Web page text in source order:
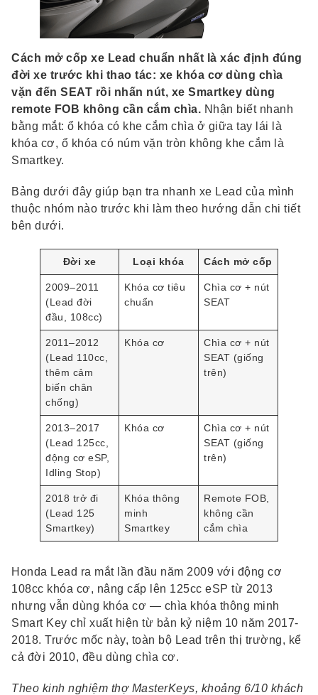
Cách mở cốp xe Lead chuẩn nhất là xác định đúng
đời xe trước khi thao tác: xe khóa cơ dùng chìa
vặn đến SEAT rồi nhấn nút, xe Smartkey dùng
remote FOB không cần cắm chìa. Nhận biết nhanh
bằng mắt: ổ khóa có khe cắm chìa ở giữa tay lái là
khóa cơ, ổ khóa có núm vặn tròn không khe cắm là
Smartkey.
Bảng dưới đây giúp bạn tra nhanh xe Lead của mình
thuộc nhóm nào trước khi làm theo hướng dẫn chi tiết
bên dưới.
Đời xe Loại khóa Cách mở cốp
2009–2011
(Lead đời
đầu, 108cc)
Khóa cơ tiêu
chuẩn
Chìa cơ + nút
SEAT
2011–2012
(Lead 110cc,
thêm cảm
biến chân
chống)
Khóa cơ
Chìa cơ + nút
SEAT (giống
trên)
2013–2017
(Lead 125cc,
động cơ eSP,
Idling Stop)
Khóa cơ
Chìa cơ + nút
SEAT (giống
trên)
2018 trở đi
(Lead 125
Smartkey)
Khóa thông
minh
Smartkey
Remote FOB,
không cần
cắm chìa
Honda Lead ra mắt lần đầu năm 2009 với động cơ
108cc khóa cơ, nâng cấp lên 125cc eSP từ 2013
nhưng vẫn dùng khóa cơ — chìa khóa thông minh
Smart Key chỉ xuất hiện từ bản kỷ niệm 10 năm 2017-
2018. Trước mốc này, toàn bộ Lead trên thị trường, kể
cả đời 2010, đều dùng chìa cơ.
Theo kinh nghiệm thợ MasterKeys, khoảng 6/10 khách